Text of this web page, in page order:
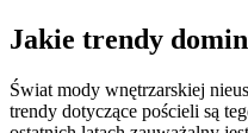
Jakie trendy
Świat mody wnętrzarskiej
trendy dotyczące pościeli są